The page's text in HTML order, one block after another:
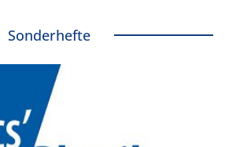
Sonderhefte